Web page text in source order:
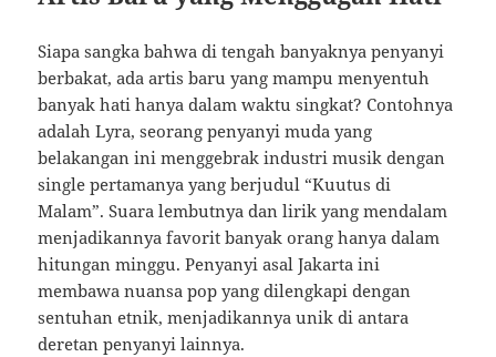
Siapa sangka bahwa di tengah banyaknya penyanyi
berbakat, ada artis baru yang mampu menyentuh
banyak hati hanya dalam waktu singkat? Contohnya
adalah Lyra, seorang penyanyi muda yang
belakangan ini menggebrak industri musik dengan
single pertamanya yang berjudul “Kuutus di
Malam”. Suara lembutnya dan lirik yang mendalam
menjadikannya favorit banyak orang hanya dalam
hitungan minggu. Penyanyi asal Jakarta ini
membawa nuansa pop yang dilengkapi dengan
sentuhan etnik, menjadikannya unik di antara
deretan penyanyi lainnya.